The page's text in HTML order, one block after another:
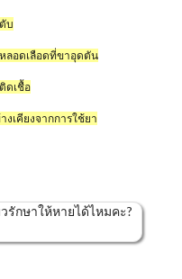
บ
ลอดเลือดที่ขาอุดตัน
ดเชื้อ
งเคียงจากการใช้ยา
รักษาให้หายได้ไหมคะ?